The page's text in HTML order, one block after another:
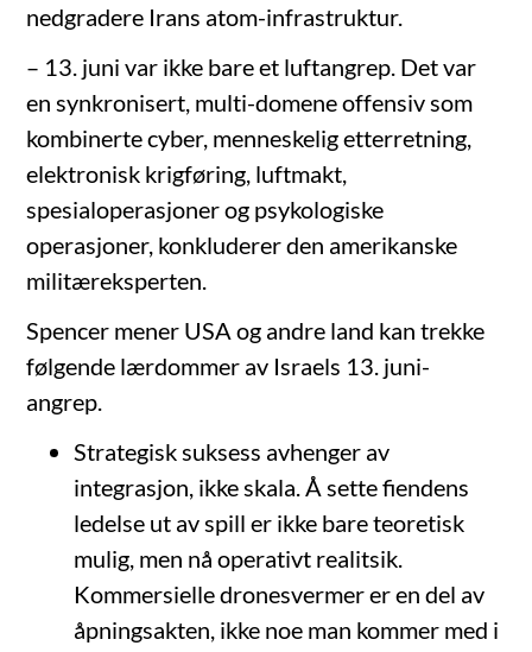
nedgradere Irans atom-infrastruktur.
– 13. juni var ikke bare et luftangrep. Det var
en synkronisert, multi-domene offensiv som
kombinerte cyber, menneskelig etterretning,
elektronisk krigføring, luftmakt,
spesialoperasjoner og psykologiske
operasjoner, konkluderer den amerikanske
militæreksperten.
Spencer mener USA og andre land kan trekke
følgende lærdommer av Israels 13. juni-
angrep.
Strategisk suksess avhenger av
integrasjon, ikke skala. Å sette fiendens
ledelse ut av spill er ikke bare teoretisk
mulig, men nå operativt realitsik.
Kommersielle dronesvermer er en del av
åpningsakten, ikke noe man kommer med i